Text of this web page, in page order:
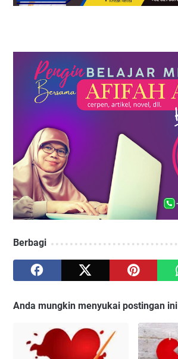
Berbagi
Anda mungkin menyukai postingan ini